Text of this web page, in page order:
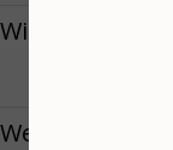
Wimpers verven
Wenkbrauwen